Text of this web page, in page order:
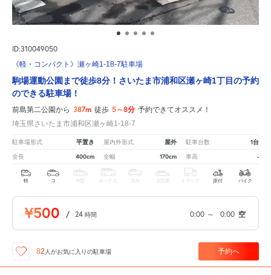
ID:310049050
《軽・コンパクト》瀬ヶ崎1-18-7駐車場
駒場運動公園まで徒歩8分！さいたま市浦和区瀬ヶ崎1丁目の予約
のできる駐車場！
前島第二公園から 387m 徒歩 5～8分 予約できてオススメ！
埼玉県さいたま市浦和区瀬ヶ崎1-18-7
駐車場形式 平置き 屋内外形式 屋外 駐車台数 1台
全長 400cm 全幅 170cm 車高 -
軽 コ 中型 ボックス SUV 大型車 トラック 原付 バイク
¥500 / 24 時間 0:00 ～ 0:00 空
82 人がお気に入りの駐車場 予約へ